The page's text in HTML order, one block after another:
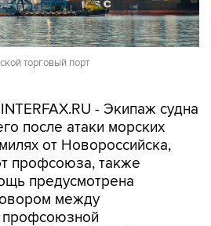
торговый порт
- Экипаж судна
после атаки морских
от Новороссийска,
профсоюза, также
предусмотрена
между
профсоюзной